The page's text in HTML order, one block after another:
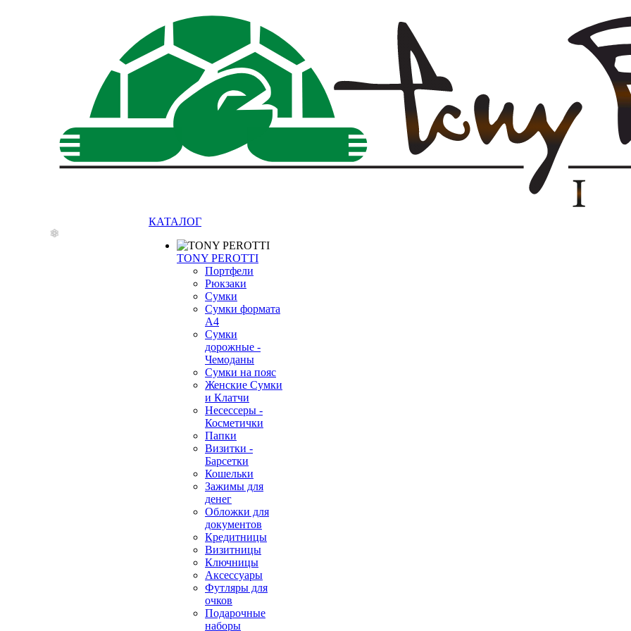
КАТАЛОГ
TONY PEROTTI
Портфели
Рюкзаки
Сумки
Сумки формата
А4
Сумки
дорожные -
Чемоданы
Сумки на пояс
Женские Сумки
и Клатчи
Несессеры -
Косметички
Папки
Визитки -
Барсетки
Кошельки
Зажимы для
денег
Обложки для
документов
Кредитницы
Визитницы
Ключницы
Аксессуары
Футляры для
очков
Подарочные
наборы